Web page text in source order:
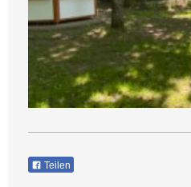
Teilen